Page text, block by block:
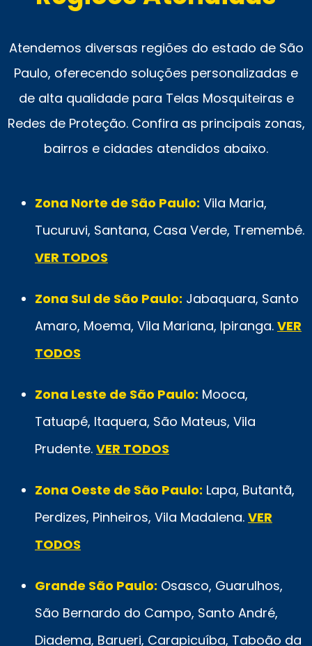
Atendemos diversas regiões do estado de São
Paulo, oferecendo soluções personalizadas e
de alta qualidade para Telas Mosquiteiras e
Redes de Proteção. Confira as principais zonas,
bairros e cidades atendidos abaixo.
Zona Norte de São Paulo: Vila Maria,
Tucuruvi, Santana, Casa Verde, Tremembé.
VER TODOS
Zona Sul de São Paulo: Jabaquara, Santo
Amaro, Moema, Vila Mariana, Ipiranga. VER
TODOS
Zona Leste de São Paulo: Mooca,
Tatuapé, Itaquera, São Mateus, Vila
Prudente. VER TODOS
Zona Oeste de São Paulo: Lapa, Butantã,
Perdizes, Pinheiros, Vila Madalena. VER
TODOS
Grande São Paulo: Osasco, Guarulhos,
São Bernardo do Campo, Santo André,
Diadema, Barueri, Carapicuíba, Taboão da